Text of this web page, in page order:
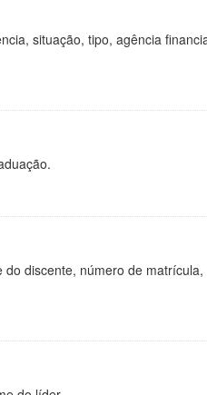
situação, tipo, agência
discente, número de